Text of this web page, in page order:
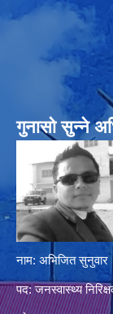
गुनासो सुन्‍ने
नाम: अभिजित सुनुवार
पद: जनस्वास्थ्य